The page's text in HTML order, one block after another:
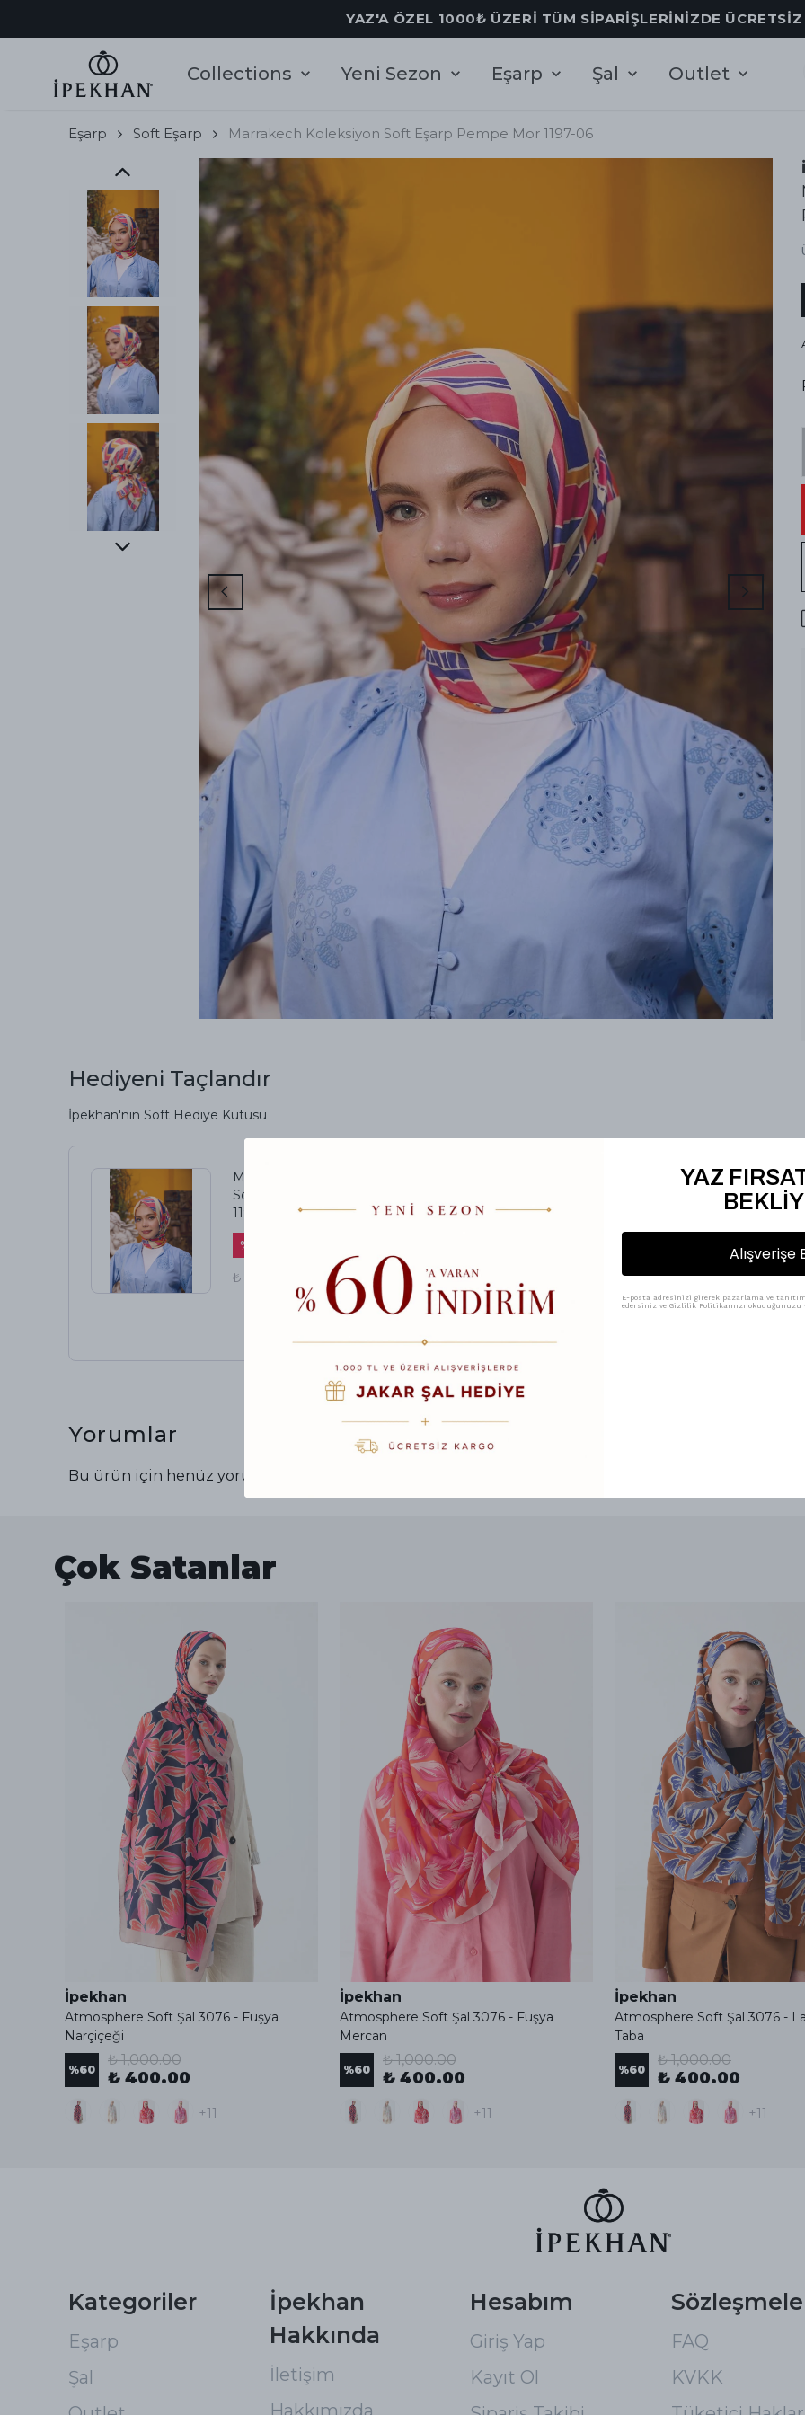
YENİ SEZON'DA %60'A VARAN İNDİRİM FIRSATINI
Collections Yeni Sezon Eşarp Şal Outlet
Eşarp Soft Eşarp Marrakech Koleksiyon Soft Eşarp Pempe Mor 1197-06
Hediyeni Taçlandır
İpekhan'nın Soft Hediye Kutusu
Marrakech Koleksiyon
Soft Eşarp Pempe Mor
1197-06
%
₺ 700.00
₺ 360.00
Hediye Kutusu
Renk
Yorumlar
Bu ürün için henüz yorum yapılmamış.
Çok Satanlar
İpekhan
Atmosphere Soft Şal 3076 - Fuşya
Narçiçeği
%60
₺ 1,000.00
₺ 400.00
+11
İpekhan
Atmosphere Soft Şal 3076 - Fuşya
Mercan
%60
₺ 1,000.00
₺ 400.00
+11
İpekhan
Atmosphere Soft Şal 3076 -
Taba
%60
₺ 1,000.00
₺ 400.00
+11
Kategoriler
Eşarp
Şal
İpekhan
Hakkında
İletişim
Hakkımızda
Hesabım
Giriş Yap
Kayıt Ol
FAQ
KVKK
YAZ
Alışverişe
E-posta adresinizi girerek pazarlama ve
edersiniz ve Gizlilik Politikamızı okuduğunuzu